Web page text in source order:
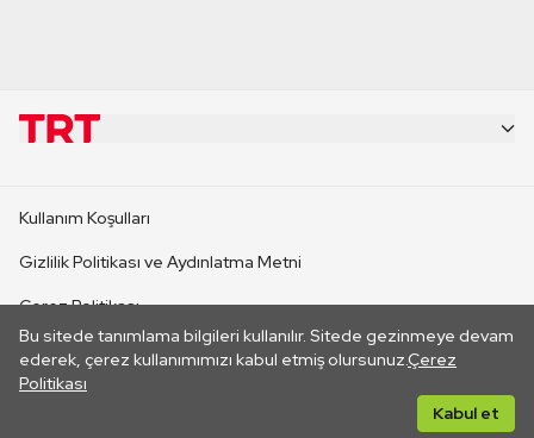
Bu sitede tanımlama bilgileri kullanılır. Sitede gezinmeye devam
ederek, çerez kullanımımızı kabul etmiş olursunuz.Çerez
Politikası
Kabul et
CANLI YAYINLAR
Kullanım Koşulları
Gizlilik Politikası ve Aydınlatma Metni
Çerez Politikası
İletişim
Her hakkı saklıdır. ©2026 TRT. Bağlantı yoluyla gidilen dış